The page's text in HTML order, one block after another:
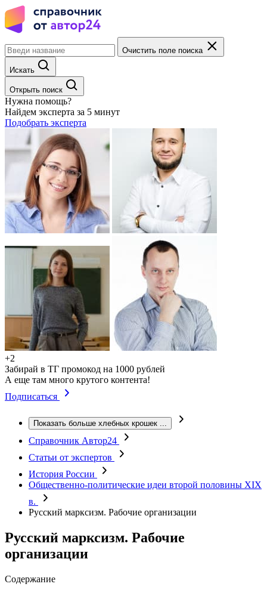
Очистить поле поиска
Искать
Открыть поиск
Нужна помощь?
Найдем эксперта за 5 минут
Подобрать эксперта
+2
Забирай в ТГ промокод на 1000 рублей
А еще там много крутого контента!
Подписаться
Показать больше хлебных крошек ...
Справочник Автор24
Статьи от экспертов
История России
Общественно-политические идеи второй половины XIX
в.
Русский марксизм. Рабочие организации
Русский марксизм. Рабочие
организации
Содержание